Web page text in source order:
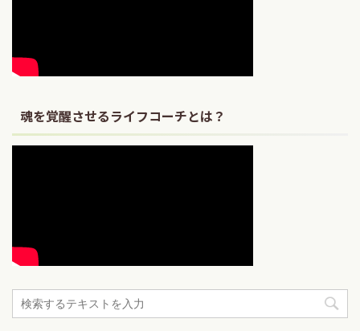
魂を覚醒させるライフコーチとは？